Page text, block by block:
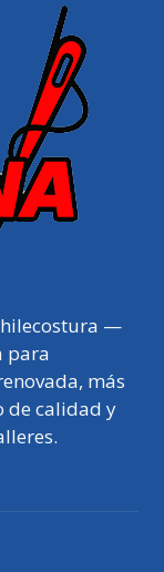
—
para
más
de calidad y